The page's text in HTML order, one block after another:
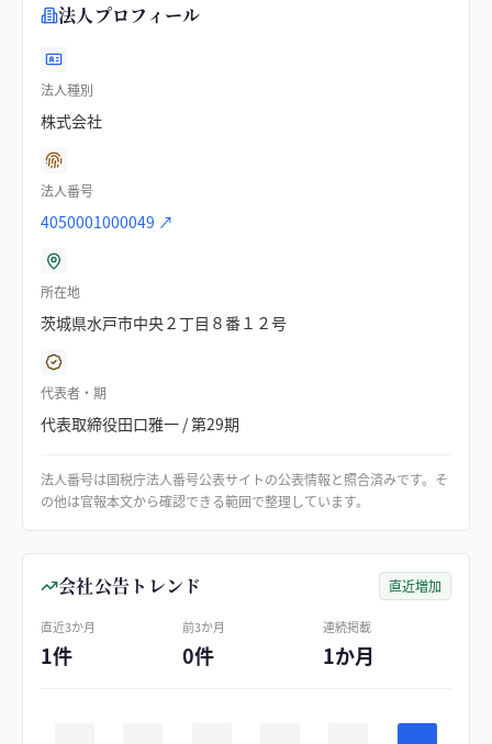
法人プロフィール
法人種別
株式会社
法人番号
4050001000049 ↗
所在地
茨城県水戸市中央２丁目８番１２号
代表者・期
代表取締役田口雅一 / 第29期
法人番号は国税庁法人番号公表サイトの公表情報と照合済みです。そ
の他は官報本文から確認できる範囲で整理しています。
会社公告トレンド 直近増加
直近3か月
1件
前3か月
0件
連続掲載
1か月